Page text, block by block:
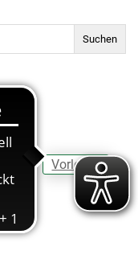
Vorlesen